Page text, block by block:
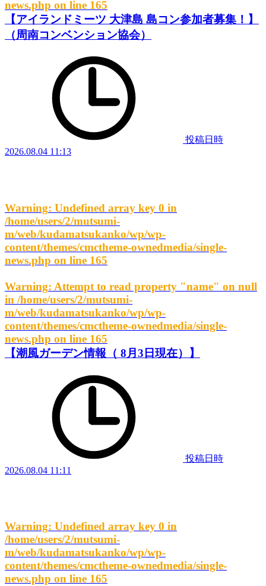
news.php on line 165
【アイランドミーツ 大津島 島コン参加者募集！】
（周南コンベンション協会）
投稿日時
2026.08.04 11:13
Warning: Undefined array key 0 in
/home/users/2/mutsumi-
m/web/kudamatsukanko/wp/wp-
content/themes/cmctheme-ownedmedia/single-
news.php on line 165
Warning: Attempt to read property "name" on null
in /home/users/2/mutsumi-
m/web/kudamatsukanko/wp/wp-
content/themes/cmctheme-ownedmedia/single-
news.php on line 165
【潮風ガーデン情報（ 8月3日現在）】
投稿日時
2026.08.04 11:11
Warning: Undefined array key 0 in
/home/users/2/mutsumi-
m/web/kudamatsukanko/wp/wp-
content/themes/cmctheme-ownedmedia/single-
news.php on line 165